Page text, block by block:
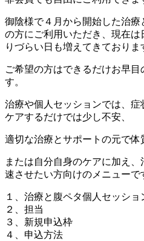
御陰様で４月から開始した治療
の方にご利用いただき、現在
りづらい日も増えてきておりま
ご希望の方はできるだけお早目
す。
治療や個人セッションでは、
ケアするだけでは少し不安、
適切な治療とサポートの元で体
または自分自身のケアに加え
速させたい方向けのメニューで
１、治療と腹ペタ個人セッショ
２、担当
３、新規申込枠
４、申込方法